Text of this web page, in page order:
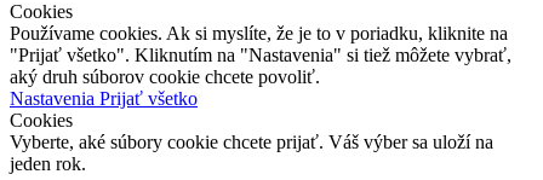
Cookies
Používame cookies. Ak si myslíte, že je to v poriadku, kliknite na
"Prijať všetko". Kliknutím na "Nastavenia" si tiež môžete vybrať,
aký druh súborov cookie chcete povoliť.
Nastavenia Prijať všetko
Cookies
Vyberte, aké súbory cookie chcete prijať. Váš výber sa uloží na
jeden rok.